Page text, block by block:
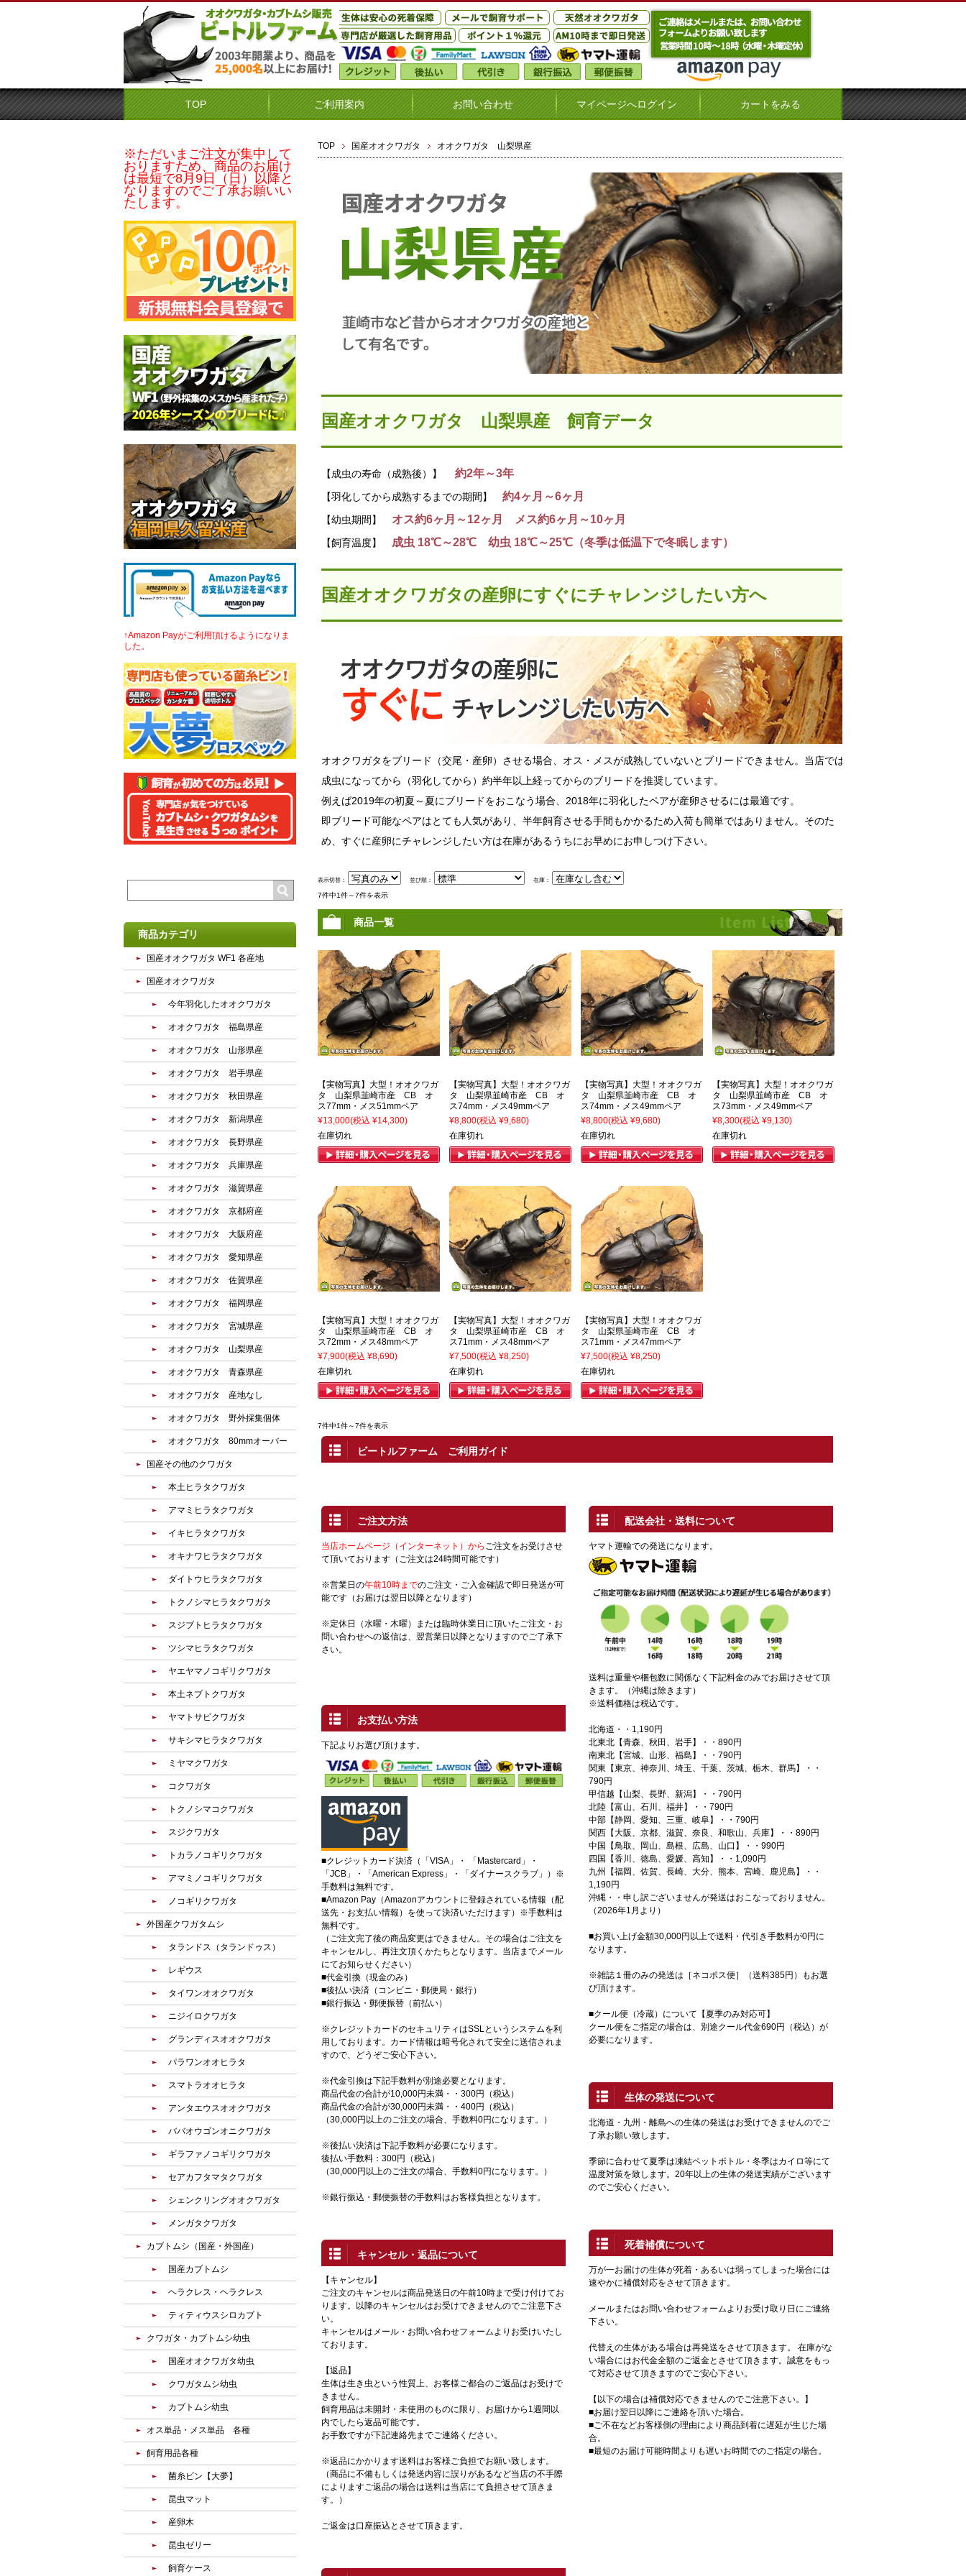
TOP ご利用案内 お問い合わせ マイページへログイン カートをみる
TOP 国産オオクワガタ オオクワガタ 山梨県産
国産オオクワガタ 山梨県産 飼育データ
【成虫の寿命（成熟後）】 約2年～3年
【羽化してから成熟するまでの期間】 約4ヶ月～6ヶ月
【幼虫期間】 オス約6ヶ月～12ヶ月 メス約6ヶ月～10ヶ月
【飼育温度】 成虫 18℃～28℃ 幼虫 18℃～25℃（冬季は低温下で冬眠します）
国産オオクワガタの産卵にすぐにチャレンジしたい方へ
オオクワガタをブリード（交尾・産卵）させる場合、オス・メスが成熟していないとブリードできません。当店では
成虫になってから（羽化してから）約半年以上経ってからのブリードを推奨しています。
例えば2019年の初夏～夏にブリードをおこなう場合、2018年に羽化したペアが産卵させるには最適です。
即ブリード可能なペアはとても人気があり、半年飼育させる手間もかかるため入荷も簡単ではありません。そのた
め、すぐに産卵にチャレンジしたい方は在庫があるうちにお早めにお申しつけ下さい。
表示切替： 並び順： 在庫：
7件中1件～7件を表示
商品一覧
【実物写真】大型！オオクワガ
タ 山梨県韮崎市産 CB オ
ス77mm・メス51mmペア
¥13,000(税込 ¥14,300)
在庫切れ
【実物写真】大型！オオクワガ
タ 山梨県韮崎市産 CB オ
ス74mm・メス49mmペア
¥8,800(税込 ¥9,680)
在庫切れ
【実物写真】大型！オオクワガ
タ 山梨県韮崎市産 CB オ
ス74mm・メス49mmペア
¥8,800(税込 ¥9,680)
在庫切れ
【実物写真】大型！オオクワガ
タ 山梨県韮崎市産 CB オ
ス73mm・メス49mmペア
¥8,300(税込 ¥9,130)
在庫切れ
【実物写真】大型！オオクワガ
タ 山梨県韮崎市産 CB オ
ス72mm・メス48mmペア
¥7,900(税込 ¥8,690)
在庫切れ
【実物写真】大型！オオクワガ
タ 山梨県韮崎市産 CB オ
ス71mm・メス48mmペア
¥7,500(税込 ¥8,250)
在庫切れ
【実物写真】大型！オオクワガ
タ 山梨県韮崎市産 CB オ
ス71mm・メス47mmペア
¥7,500(税込 ¥8,250)
在庫切れ
7件中1件～7件を表示
ビートルファーム ご利用ガイド
ご注文方法
当店ホームページ（インターネット）から ご注文をお受けさせ
て頂いております（ご注文は24時間可能です）
※営業日の午前10時までのご注文・ご入金確認で即日発送が可
能です（お届けは翌日以降となります）
※定休日（水曜・木曜）または臨時休業日に頂いたご注文・お
問い合わせへの返信は、翌営業日以降となりますのでご了承下
さい。
お支払い方法
下記よりお選び頂けます。
■クレジットカード決済（「VISA」・ 「Mastercard」・
「JCB」・「American Express」・「ダイナースクラブ」）※
手数料は無料です。
■Amazon Pay（Amazonアカウントに登録されている情報（配
送先・お支払い情報）を使って決済いただけます）※手数料は
無料です。
（ご注文完了後の商品変更はできません。その場合はご注文を
キャンセルし、再注文頂くかたちとなります。当店までメール
にてお知らせください）
■代金引換（現金のみ）
■後払い決済（コンビニ・郵便局・銀行）
■銀行振込・郵便振替（前払い）
※クレジットカードのセキュリティはSSLというシステムを利
用しております。カード情報は暗号化されて安全に送信されま
すので、どうぞご安心下さい。
※代金引換は下記手数料が別途必要となります。
商品代金の合計が10,000円未満・・300円（税込）
商品代金の合計が30,000円未満・・400円（税込）
（30,000円以上のご注文の場合、手数料0円になります。）
※後払い決済は下記手数料が必要になります。
後払い手数料：300円（税込）
（30,000円以上のご注文の場合、手数料0円になります。）
※銀行振込・郵便振替の手数料はお客様負担となります。
キャンセル・返品について
【キャンセル】
ご注文のキャンセルは商品発送日の午前10時まで受け付けてお
ります。以降のキャンセルはお受けできませんのでご注意下さ
い。
キャンセルはメール・お問い合わせフォームよりお受けいたし
ております。
【返品】
生体は生き虫という性質上、お客様ご都合のご返品はお受けで
きません。
飼育用品は未開封・未使用のものに限り、お届けから1週間以
内でしたら返品可能です。
お手数ですが下記連絡先までご連絡ください。
※返品にかかります送料はお客様ご負担でお願い致します。
（商品に不備もしくは発送内容に誤りがあるなど当店の不手際
によりますご返品の場合は送料は当店にて負担させて頂きま
す。）
ご返金は口座振込とさせて頂きます。
配送会社・送料について
ヤマト運輸での発送になります。
送料は重量や梱包数に関係なく下記料金のみでお届けさせて頂
きます。（沖縄は除きます）
※送料価格は税込です。
北海道・・1,190円
北東北【青森、秋田、岩手】・・890円
南東北【宮城、山形、福島】・・790円
関東【東京、神奈川、埼玉、千葉、茨城、栃木、群馬】・・
790円
甲信越【山梨、長野、新潟】・・790円
北陸【富山、石川、福井】・・790円
中部【静岡、愛知、三重、岐阜】・・790円
関西【大阪、京都、滋賀、奈良、和歌山、兵庫】・・890円
中国【鳥取、岡山、島根、広島、山口】・・990円
四国【香川、徳島、愛媛、高知】・・1,090円
九州【福岡、佐賀、長崎、大分、熊本、宮崎、鹿児島】・・
1,190円
沖縄・・申し訳ございませんが発送はおこなっておりません。
（2026年1月より）
■お買い上げ金額30,000円以上で送料・代引き手数料が0円に
なります。
※雑誌１冊のみの発送は［ネコポス便］（送料385円）もお選
び頂けます。
■クール便（冷蔵）について【夏季のみ対応可】
クール便をご指定の場合は、別途クール代金690円（税込）が
必要になります。
生体の発送について
北海道・九州・離島への生体の発送はお受けできませんのでご
了承お願い致します。
季節に合わせて夏季は凍結ペットボトル・冬季はカイロ等にて
温度対策を致します。20年以上の生体の発送実績がございます
のでご安心ください。
死着補償について
万が一お届けの生体が死着・あるいは弱ってしまった場合には
速やかに補償対応をさせて頂きます。
メールまたはお問い合わせフォームよりお受け取り日にご連絡
下さい。
代替えの生体がある場合は再発送をさせて頂きます。 在庫がな
い場合にはお代金全額のご返金とさせて頂きます。誠意をもっ
て対応させて頂きますのでご安心下さい。
【以下の場合は補償対応できませんのでご注意下さい。】
■お届け翌日以降にご連絡を頂いた場合。
■ご不在などお客様側の理由により商品到着に遅延が生じた場
合。
■最短のお届け可能時間よりも遅いお時間でのご指定の場合。
※ただいまご注文が集中して
おりますため、商品のお届け
は最短で8月9日（日）以降と
なりますのでご了承お願いい
たします。
↑Amazon Payがご利用頂けるようになりま
した。
商品カテゴリ
国産オオクワガタ WF1 各産地
国産オオクワガタ
今年羽化したオオクワガタ
オオクワガタ 福島県産
オオクワガタ 山形県産
オオクワガタ 岩手県産
オオクワガタ 秋田県産
オオクワガタ 新潟県産
オオクワガタ 長野県産
オオクワガタ 兵庫県産
オオクワガタ 滋賀県産
オオクワガタ 京都府産
オオクワガタ 大阪府産
オオクワガタ 愛知県産
オオクワガタ 佐賀県産
オオクワガタ 福岡県産
オオクワガタ 宮城県産
オオクワガタ 山梨県産
オオクワガタ 青森県産
オオクワガタ 産地なし
オオクワガタ 野外採集個体
オオクワガタ 80mmオーバー
国産その他のクワガタ
本土ヒラタクワガタ
アマミヒラタクワガタ
イキヒラタクワガタ
オキナワヒラタクワガタ
ダイトウヒラタクワガタ
トクノシマヒラタクワガタ
スジブトヒラタクワガタ
ツシマヒラタクワガタ
ヤエヤマノコギリクワガタ
本土ネブトクワガタ
ヤマトサビクワガタ
サキシマヒラタクワガタ
ミヤマクワガタ
コクワガタ
トクノシマコクワガタ
スジクワガタ
トカラノコギリクワガタ
アマミノコギリクワガタ
ノコギリクワガタ
外国産クワガタムシ
タランドス（タランドゥス）
レギウス
タイワンオオクワガタ
ニジイロクワガタ
グランディスオオクワガタ
パラワンオオヒラタ
スマトラオオヒラタ
アンタエウスオオクワガタ
ババオウゴンオニクワガタ
ギラファノコギリクワガタ
セアカフタマタクワガタ
シェンクリングオオクワガタ
メンガタクワガタ
カブトムシ（国産・外国産）
国産カブトムシ
ヘラクレス・ヘラクレス
ティティウスシロカブト
クワガタ・カブトムシ幼虫
国産オオクワガタ幼虫
クワガタムシ幼虫
カブトムシ幼虫
オス単品・メス単品 各種
飼育用品各種
菌糸ビン【大夢】
昆虫マット
産卵木
昆虫ゼリー
飼育ケース